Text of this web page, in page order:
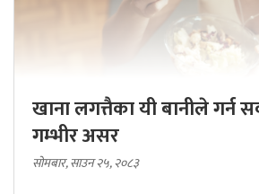
खाना लगत्तैका यी बानीले गर्न
गम्भीर असर
सोमबार, साउन २५, २०८३